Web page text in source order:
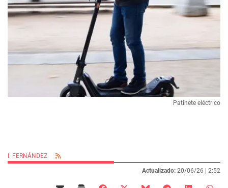
Patinete eléctrico
I. FERNÁNDEZ
Actualizado: 20/06/26 | 2:52